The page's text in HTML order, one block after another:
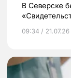
В Северске
09:34 / 21.07.26